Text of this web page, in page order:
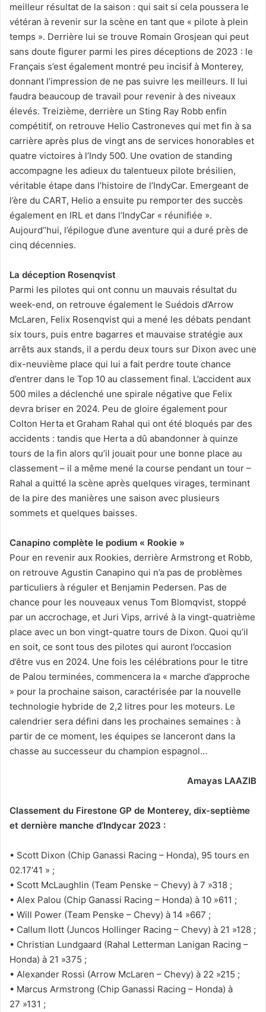
meilleur résultat de la saison : qui sait si cela poussera le
vétéran à revenir sur la scène en tant que « pilote à plein
temps ». Derrière lui se trouve Romain Grosjean qui peut
sans doute figurer parmi les pires déceptions de 2023 : le
Français s’est également montré peu incisif à Monterey,
donnant l’impression de ne pas suivre les meilleurs. Il lui
faudra beaucoup de travail pour revenir à des niveaux
élevés. Treizième, derrière un Sting Ray Robb enfin
compétitif, on retrouve Helio Castroneves qui met fin à sa
carrière après plus de vingt ans de services honorables et
quatre victoires à l’Indy 500. Une ovation de standing
accompagne les adieux du talentueux pilote brésilien,
véritable étape dans l’histoire de l’IndyCar. Emergeant de
l’ère du CART, Helio a ensuite pu remporter des succès
également en IRL et dans l’IndyCar « réunifiée ».
Aujourd’’hui, l’épilogue d’une aventure qui a duré près de
cinq décennies.
La déception Rosenqvist
Parmi les pilotes qui ont connu un mauvais résultat du
week-end, on retrouve également le Suédois d’Arrow
McLaren, Felix Rosenqvist qui a mené les débats pendant
six tours, puis entre bagarres et mauvaise stratégie aux
arrêts aux stands, il a perdu deux tours sur Dixon avec une
dix-neuvième place qui lui a fait perdre toute chance
d’entrer dans le Top 10 au classement final. L’accident aux
500 miles a déclenché une spirale négative que Felix
devra briser en 2024. Peu de gloire également pour
Colton Herta et Graham Rahal qui ont été bloqués par des
accidents : tandis que Herta a dû abandonner à quinze
tours de la fin alors qu’il jouait pour une bonne place au
classement – il a même mené la course pendant un tour –
Rahal a quitté la scène après quelques virages, terminant
de la pire des manières une saison avec plusieurs
sommets et quelques baisses.
Canapino complète le podium « Rookie »
Pour en revenir aux Rookies, derrière Armstrong et Robb,
on retrouve Agustin Canapino qui n’a pas de problèmes
particuliers à réguler et Benjamin Pedersen. Pas de
chance pour les nouveaux venus Tom Blomqvist, stoppé
par un accrochage, et Juri Vips, arrivé à la vingt-quatrième
place avec un bon vingt-quatre tours de Dixon. Quoi qu’il
en soit, ce sont tous des pilotes qui auront l’occasion
d’être vus en 2024. Une fois les célébrations pour le titre
de Palou terminées, commencera la « marche d’approche
» pour la prochaine saison, caractérisée par la nouvelle
technologie hybride de 2,2 litres pour les moteurs. Le
calendrier sera défini dans les prochaines semaines : à
partir de ce moment, les équipes se lanceront dans la
chasse au successeur du champion espagnol…
Amayas LAAZIB
Classement du Firestone GP de Monterey, dix-septième
et dernière manche d’Indycar 2023 :
• Scott Dixon (Chip Ganassi Racing – Honda), 95 tours en
02.17’41 » ;
• Scott McLaughlin (Team Penske – Chevy) à 7 »318 ;
• Alex Palou (Chip Ganassi Racing – Honda) à 10 »611 ;
• Will Power (Team Penske – Chevy) à 14 »667 ;
• Callum Ilott (Juncos Hollinger Racing – Chevy) à 21 »128 ;
• Christian Lundgaard (Rahal Letterman Lanigan Racing –
Honda) à 21 »375 ;
• Alexander Rossi (Arrow McLaren – Chevy) à 22 »215 ;
• Marcus Armstrong (Chip Ganassi Racing – Honda) à
27 »131 ;